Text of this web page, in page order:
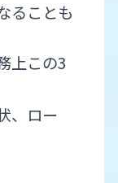
ることも
上この3
、ロー